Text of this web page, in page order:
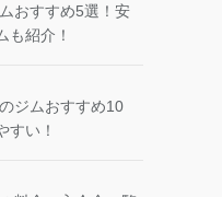
おすすめ5選！安
も紹介！
ジムおすすめ10
すい！